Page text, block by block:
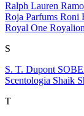
Ralph Lauren
Roja Parfums Roni
Royal One Royalion
S
S. T. Dupont
Scentologia Shaik
T